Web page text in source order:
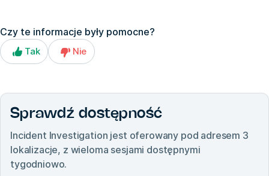
Czy te informacje były pomocne?
Tak Nie
Sprawdź dostępność
Incident Investigation jest oferowany pod adresem 3
lokalizacje, z wieloma sesjami dostępnymi
tygodniowo.